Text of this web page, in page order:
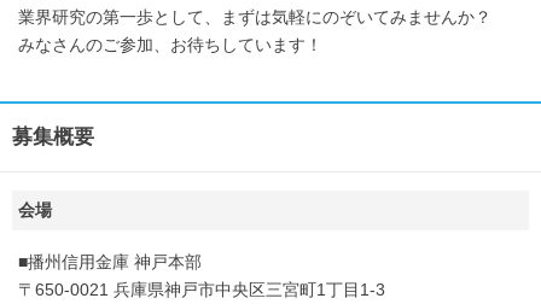
業界研究の第一歩として、まずは気軽にのぞいてみませんか？
みなさんのご参加、お待ちしています！
募集概要
会場
■播州信用金庫 神戸本部
〒650-0021 兵庫県神戸市中央区三宮町1丁目1-3